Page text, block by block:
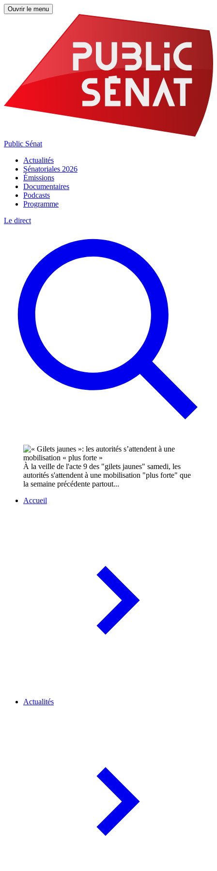
Ouvrir le menu
Public Sénat
Actualités
Sénatoriales 2026
Émissions
Documentaires
Podcasts
Programme
Le direct
À la veille de l'acte 9 des "gilets jaunes" samedi, les
autorités s'attendent à une mobilisation "plus forte" que
la semaine précédente partout...
Accueil
Actualités